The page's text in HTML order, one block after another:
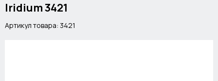
Iridium 3421
Артикул товара: 3421